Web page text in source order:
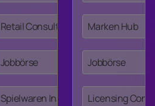
Retail Consulting
Jobbörse
Spielwaren Insights
Marken Hub
Jobbörse
Licensing